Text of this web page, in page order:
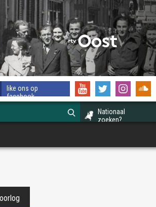
like ons op
facebook
Nationaal
zoeken?